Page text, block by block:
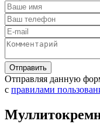
Отправляя данную
с правилами